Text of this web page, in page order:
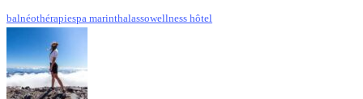
balnéothérapiespa marinthalassowellness hôtel